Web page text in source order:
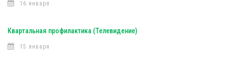
16 января
Квартальная профилактика (Телевидение)
15 января